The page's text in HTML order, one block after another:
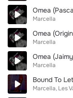
Omea
Marcella
Omea
Marcella
Omea
Marcella
Bound To
Marcella Les